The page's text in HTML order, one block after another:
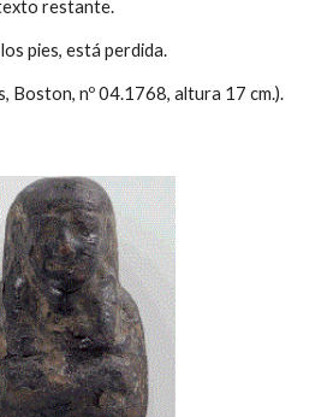
restante.
pies, está perdida.
Boston, nº 04.1768, altura 17 cm.).